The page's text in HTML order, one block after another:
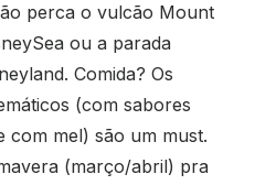
perca o vulcão Mount
ou a parada
Comida? Os
(com sabores
mel) são um must.
(março/abril) pra